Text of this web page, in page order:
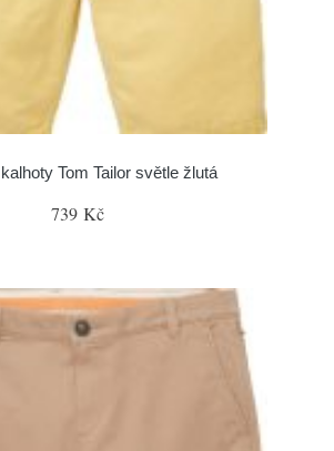
Tom Tailor světle žlutá
739 Kč